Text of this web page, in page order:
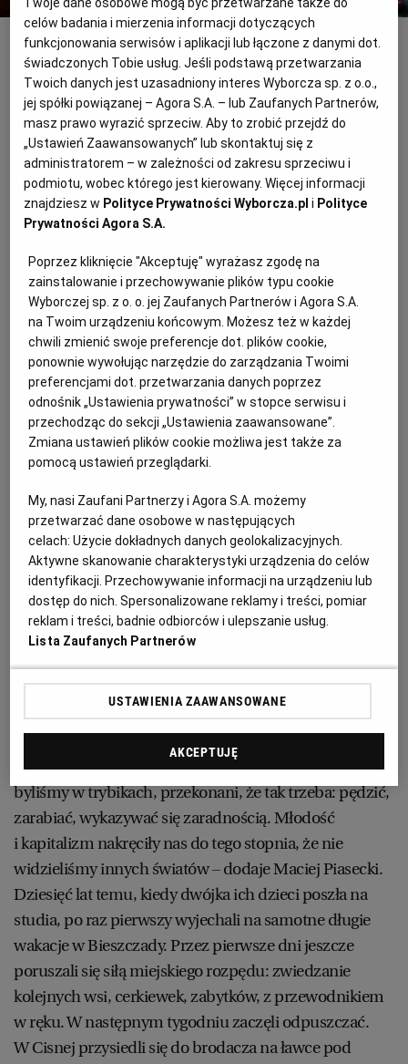
TORUŃ
TRÓJMIASTO
WAŁBRZYCH
WARSZAWA
WROCŁAW
ZAKOPANE
ZIELONA GÓRA
Dzięki produkcji czarnego czosnku agroturystyka Lidii i Macieja Piaseckich (na
zdjęciu na dole po prawej) stała się popularnym miejscem wypoczynkuŁukasz Giza /
Agencja Wyborcza.pl
Zakapiorzy dają lekcje
Wnętrze zaprasza od pierwszego spojrzenia:
drewniane podłogi, malowane skrzynie, regały pełne
książek i ogień buzujący w kominku. I wszechobecne
zające: na poduszkach, na ganku, na ścianach
i półkach.
W centralnym miejscu masywny stół, przy którym
goście i domownicy siadają do wspólnych posiłków.
Mam wrażenie, jakby czas tutaj zgęstniał, zwolnił.
Nikomu nigdzie się nie spieszy, nie ma natarczywych
telefonów i spraw niecierpiących zwłoki.
– Wiele lat nam zajęło, zanim doszliśmy do tego etapu.
Zanim zrozumieliśmy, że gonimy w piętkę – Lidia
o szóstej, żeby zdążyć do pracy. Wicedyrektorka dużej
szkoły integracyjnej w Legnicy, uczyła przyrody
i geografii, prowadziła popołudniowe dyżury, napisała
podręcznik do przedsiębiorczości dla liceów,
opracowała program nauczania tego przedmiotu,
uczyła innych nauczycieli. Nie zważała na tempo,
dopóki nie pojawiło się wypalenie zawodowe:
chroniczne zmęczenie i napięcie mięśni, bezsenność,
bóle kręgosłupa.
przejeżdżał miesięcznie tysiące kilometrów. – Oboje
byliśmy w trybikach, przekonani, że tak trzeba: pędzić,
zarabiać, wykazywać się zaradnością. Młodość
i kapitalizm nakręciły nas do tego stopnia, że nie
widzieliśmy innych światów – dodaje Maciej Piasecki.
Dziesięć lat temu, kiedy dwójka ich dzieci poszła na
studia, po raz pierwszy wyjechali na samotne długie
wakacje w Bieszczady. Przez pierwsze dni jeszcze
poruszali się siłą miejskiego rozpędu: zwiedzanie
kolejnych wsi, cerkiewek, zabytków, z przewodnikiem
w ręku. W następnym tygodniu zaczęli odpuszczać.
W Cisnej przysiedli się do brodacza na ławce pod
celów badania i mierzenia informacji dotyczących
funkcjonowania serwisów i aplikacji lub łączone z danymi dot.
świadczonych Tobie usług. Jeśli podstawą przetwarzania
Twoich danych jest uzasadniony interes Wyborcza sp. z o.o.,
jej spółki powiązanej – Agora S.A. – lub Zaufanych Partnerów,
masz prawo wyrazić sprzeciw. Aby to zrobić przejdź do
„Ustawień Zaawansowanych” lub skontaktuj się z
administratorem – w zależności od zakresu sprzeciwu i
podmiotu, wobec którego jest kierowany. Więcej informacji
znajdziesz w Polityce Prywatności Wyborcza.pl i Polityce
Prywatności Agora S.A.
Poprzez kliknięcie "Akceptuję" wyrażasz zgodę na
zainstalowanie i przechowywanie plików typu cookie
Wyborczej sp. z o. o. jej Zaufanych Partnerów i Agora S.A.
na Twoim urządzeniu końcowym. Możesz też w każdej
chwili zmienić swoje preferencje dot. plików cookie,
ponownie wywołując narzędzie do zarządzania Twoimi
preferencjami dot. przetwarzania danych poprzez
odnośnik „Ustawienia prywatności” w stopce serwisu i
przechodząc do sekcji „Ustawienia zaawansowane”.
Zmiana ustawień plików cookie możliwa jest także za
pomocą ustawień przeglądarki.
My, nasi Zaufani Partnerzy i Agora S.A. możemy
przetwarzać dane osobowe w następujących
celach:Użycie dokładnych danych geolokalizacyjnych.
Aktywne skanowanie charakterystyki urządzenia do celów
identyfikacji. Przechowywanie informacji na urządzeniu lub
dostęp do nich. Spersonalizowane reklamy i treści, pomiar
reklam i treści, badnie odbiorców i ulepszanie usług.
Lista Zaufanych Partnerów
USTAWIENIA ZAAWANSOWANE
AKCEPTUJĘ